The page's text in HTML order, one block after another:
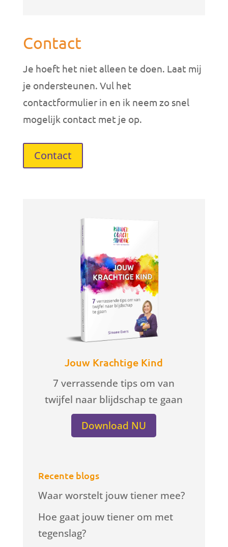
Contact
Je hoeft het niet alleen te doen. Laat mij
je ondersteunen. Vul het
contactformulier in en ik neem zo snel
mogelijk contact met je op.
Contact
Jouw Krachtige Kind
7 verrassende tips om van
twijfel naar blijdschap te gaan
Download NU
Recente blogs
Waar worstelt jouw tiener mee?
Hoe gaat jouw tiener om met
tegenslag?